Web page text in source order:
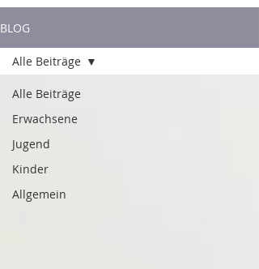
BLOG
Alle Beiträge
Erwachsene
Jugend
Kinder
Allgemein
Alle Beiträge